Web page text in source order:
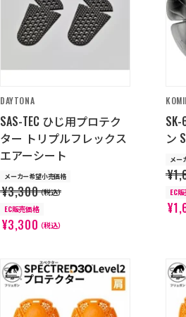
DAYTONA
SAS-TEC ひじ用プロテク
ター トリプルフレックス
エアーシート
メーカー希望小売価格
¥3,300（税込）
EC販売価格
¥3,300（税込）
ン
メー
EC